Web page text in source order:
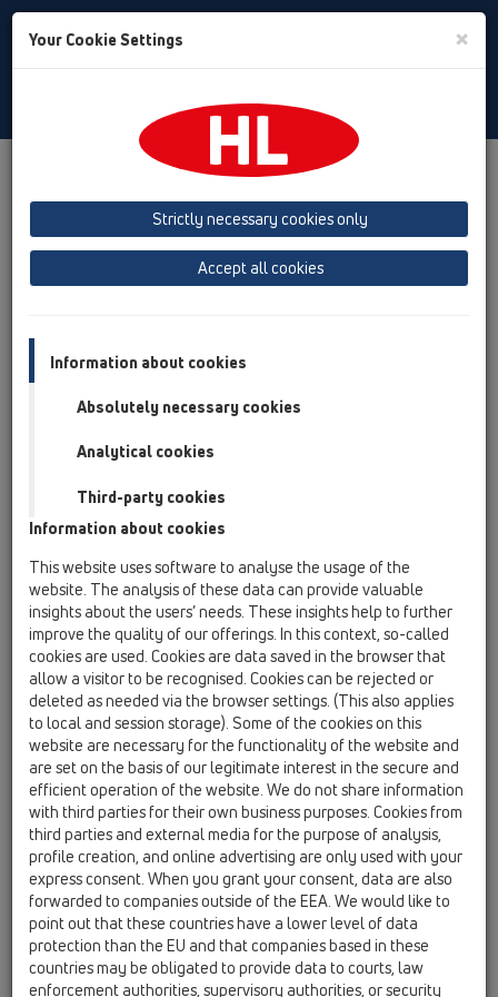
Toggle
преглед на продукта
06 перални или съдомиячни машини
преглед на продукта
HL01000D
Принадлежности / Резервни части / HL01000D
Плосък уплътнител 1"
HL01050D
06 перални или съдомиячни машини /
Принадлежности / Резервни части / HL01050D
O-ринг 18х2,5мм
HL01111D
06 перални или съдомиячни машини /
Принадлежности / Резервни части / HL01111D
Свързващо уплътнение
HL02.3E
06 перални или съдомиячни машини /
Принадлежности / Резервни части / HL02.3E
Възвратна клапа - комплект
HL0400.11E
06 перални или съдомиячни машини /
Принадлежности / Резервни части / HL0400.11E
Стопери
Your Cookie Settings ×
Strictly necessary cookies only
Accept all cookies
Information about cookies
Absolutely necessary cookies
Analytical cookies
Third-party cookies
Information about cookies
This website uses software to analyse the usage of the
website. The analysis of these data can provide valuable
insights about the users’ needs. These insights help to further
improve the quality of our offerings. In this context, so-called
cookies are used. Cookies are data saved in the browser that
allow a visitor to be recognised. Cookies can be rejected or
deleted as needed via the browser settings. (This also applies
to local and session storage). Some of the cookies on this
website are necessary for the functionality of the website and
are set on the basis of our legitimate interest in the secure and
efficient operation of the website. We do not share information
with third parties for their own business purposes. Cookies from
third parties and external media for the purpose of analysis,
profile creation, and online advertising are only used with your
express consent. When you grant your consent, data are also
forwarded to companies outside of the EEA. We would like to
point out that these countries have a lower level of data
protection than the EU and that companies based in these
countries may be obligated to provide data to courts, law
enforcement authorities, supervisory authorities, or security